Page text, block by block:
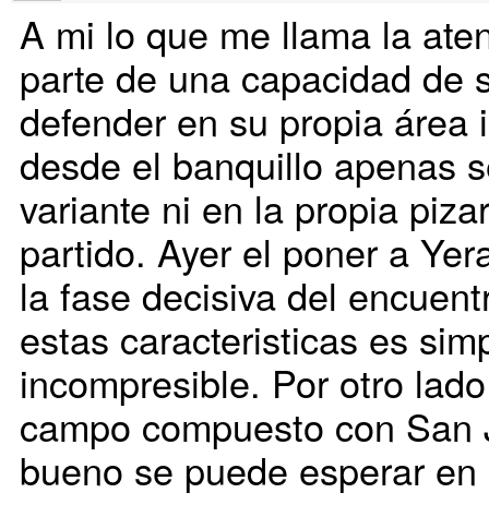
A mi lo que me llama la
parte de una capacidad de
defender en su propia área
desde el banquillo apenas
variante ni en la propia
partido. Ayer el poner a
la fase decisiva del
estas caracteristicas es
incompresible. Por otro
campo compuesto con
bueno se puede esperar